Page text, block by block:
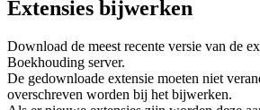
Extensies bijwerken
Download de meest recente versie van de
Boekhouding server.
De gedownloade extensie moeten niet
overschreven worden bij het bijwerken.